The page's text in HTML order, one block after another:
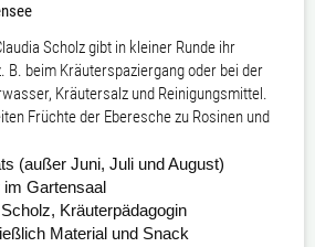
Scholz gibt in kleiner Runde ihr
B. beim Kräuterspaziergang oder bei der
Kräutersalz und Reinigungsmittel.
Früchte der Eberesche zu Rosinen und
(außer Juni, Juli und August)
Gartensaal
Kräuterpädagogin
Material und Snack